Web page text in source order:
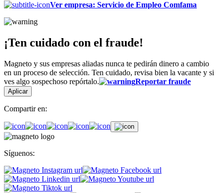
Ver empresa: Servicio de Empleo Comfama
¡Ten cuidado con el fraude!
Magneto y sus empresas aliadas nunca te pedirán dinero a cambio
en un proceso de selección. Ten cuidado, revisa bien la vacante y si
ves algo sospechoso repórtalo.
Reportar fraude
Aplicar
Compartir en:
Síguenos: